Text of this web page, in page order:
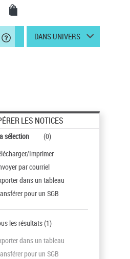
DANS UNIVERS
LES NOTICES
sélection (0)
Imprimer
par courriel
dans un tableau
pour un SGB
les résultats(1)
dans un tableau
pour un SGB